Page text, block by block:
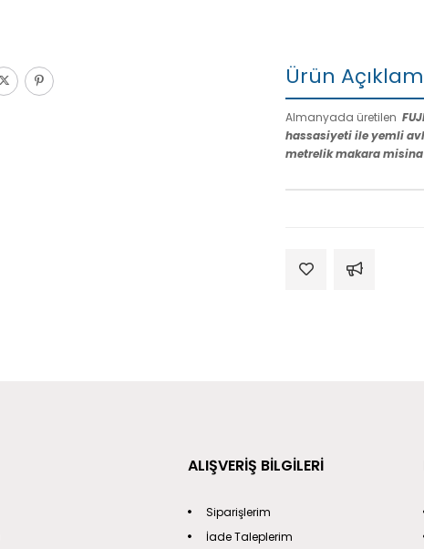
Ürün
Almanyada üretilen
hassasiyeti ile yemli
metrelik makara
ALIŞVERİŞ BİLGİLERİ
Siparişlerim
İade Taleplerim